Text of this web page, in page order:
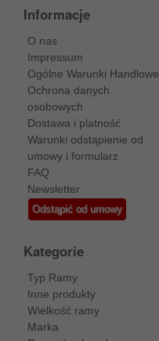
Informacje
O nas
Impressum
Ogólne Warunki Handlowe
Ochrona danych
osobowych
Dostawa i platność
Warunki odstąpienie od
umowy i formularz
FAQ
Newsletter
Odstąpić od umowy
Kategorie
Typ Ramy
Inne produkty
Wielkość ramy
Marka